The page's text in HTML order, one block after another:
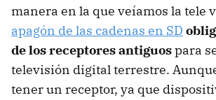
manera en la que veíamos la tele
apagón de las cadenas en SD
de los receptores antiguospara
televisión digital terrestre.
tener un receptor, ya que